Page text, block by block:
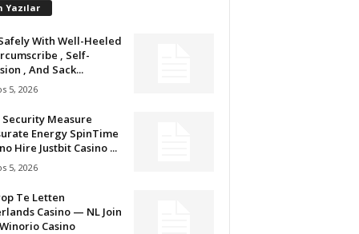
Yazılar
With Well-Heeled
, Self-
, And Sack...
5, 2026
Security Measure
Energy SpinTime
Hire Justbit Casino ...
5, 2026
Te Letten
Casino — NL Join
Casino